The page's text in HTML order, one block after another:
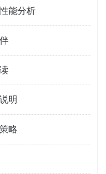
能分析
明
略